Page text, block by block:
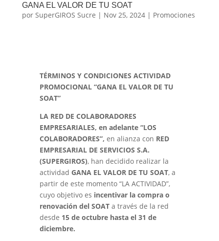
GANA EL VALOR DE TU SOAT
por SuperGIROS Sucre | Nov 25, 2024| Promociones
TÉRMINOS Y CONDICIONES ACTIVIDAD
PROMOCIONAL “GANA EL VALOR DE TU
SOAT”
LA RED DE COLABORADORES
EMPRESARIALES, en adelante “LOS
COLABORADORES”, en alianza con RED
EMPRESARIAL DE SERVICIOS S.A.
(SUPERGIROS), han decidido realizar la
actividad GANA EL VALOR DE TU SOAT, a
partir de este momento “LA ACTIVIDAD”,
cuyo objetivo es incentivar la compra o
renovación del SOATa través de la red
desde 15 de octubre hasta el 31 de
diciembre.